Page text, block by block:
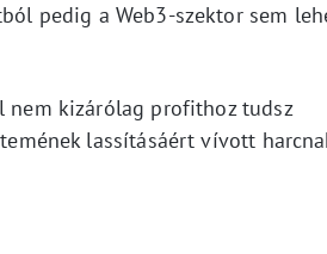
pedig a Web3-szektor sem
nem kizárólag profithoz tudsz
lassításáért vívott